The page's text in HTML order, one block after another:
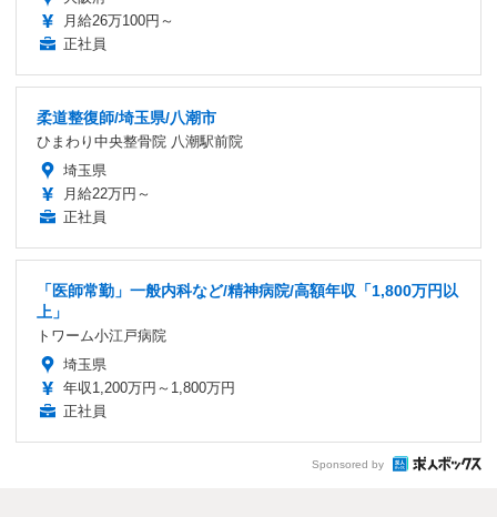
月給26万100円～
正社員
柔道整復師/埼玉県/八潮市
ひまわり中央整骨院 八潮駅前院
埼玉県
月給22万円～
正社員
「医師常勤」一般内科など/精神病院/高額年収「1,800万円以
上」
トワーム小江戸病院
埼玉県
年収1,200万円～1,800万円
正社員
Sponsored by